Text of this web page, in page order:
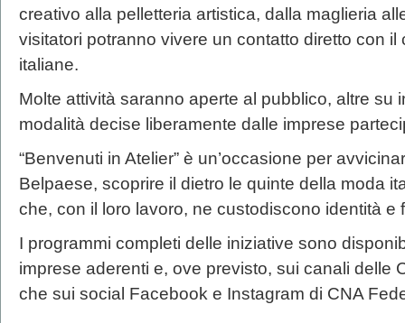
creativo alla pelletteria artistica, dalla maglieria
visitatori potranno vivere un contatto diretto con
italiane.
Molte attività saranno aperte al pubblico, altre su
modalità decise liberamente dalle imprese
“Benvenuti in Atelier” è un’occasione per
Belpaese, scoprire il dietro le quinte della moda
che, con il loro lavoro, ne custodiscono identità e
I programmi completi delle iniziative sono
imprese aderenti e, ove previsto, sui canali delle
che sui social Facebook e Instagram di CNA